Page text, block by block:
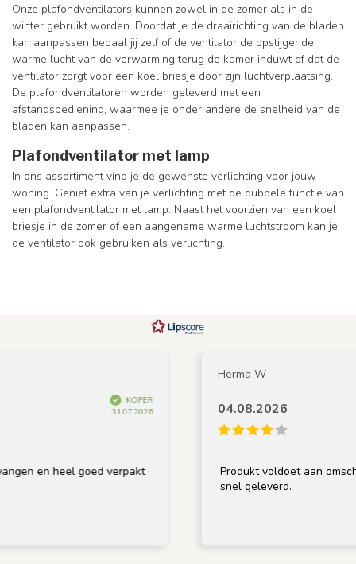
Onze plafondventilators kunnen zowel in de zomer als in de
winter gebruikt worden. Doordat je de draairichting van de bladen
kan aanpassen bepaal jij zelf of de ventilator de opstijgende
warme lucht van de verwarming terug de kamer induwt of dat de
ventilator zorgt voor een koel briesje door zijn luchtverplaatsing.
De plafondventilatoren worden geleverd met een
afstandsbediening, waarmee je onder andere de snelheid van de
bladen kan aanpassen.
Plafondventilator met lamp
In ons assortiment vind je de gewenste verlichting voor jouw
woning. Geniet extra van je verlichting met de dubbele functie van
een plafondventilator met lamp. Naast het voorzien van een koel
briesje in de zomer of een aangename warme luchtstroom kan je
de ventilator ook gebruiken als verlichting.
KOPER
31.07.2026
heel goed verpakt
Herma W
04.08.2026
Produkt voldoet aan
snel geleverd.